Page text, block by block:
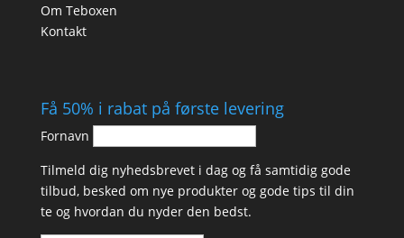
Om Teboxen
Kontakt
Få 50% i rabat på første levering
Fornavn
Tilmeld dig nyhedsbrevet i dag og få samtidig gode
tilbud, besked om nye produkter og gode tips til din
te og hvordan du nyder den bedst.